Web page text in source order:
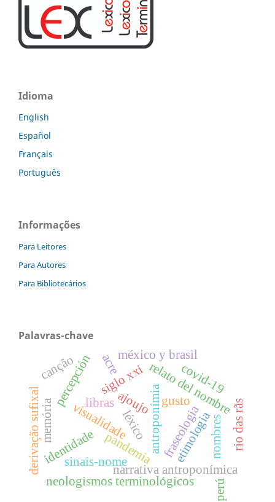
Idioma
English
Español
Français
Português
Informações
Para Leitores
Para Autores
Para Bibliotecários
Palavras-chave
antroponímia
sinais-nome
libras
visualidade
identidade
narrativa antroponímica
relato del nombre
siglo xxi
méxico y brasil
fraseologia
derivação sufixal
neologismos terminológicos
etimologia
percepción gusto
pandemia
covid-19
ajoujo
léxico
memória rio das rãs
acre
nombres
perú
canção